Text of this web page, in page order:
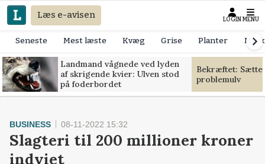
Læs e-avisen LOGIN MENU
Seneste Mest læste Kvæg Grise Planter
Landmand vågnede ved lyden
af skrigende kvier: Ulven stod
på foderbordet
Bekræftet:
problemulv
BUSINESS 08-11-2022 15:32
Slagteri til 200 millioner kroner
indviet